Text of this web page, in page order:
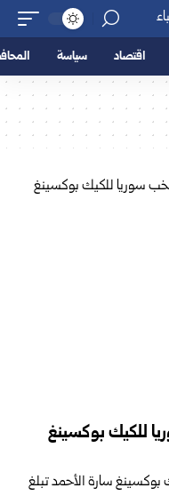
اقتصاد سياسة
للكيك بوكسينغ